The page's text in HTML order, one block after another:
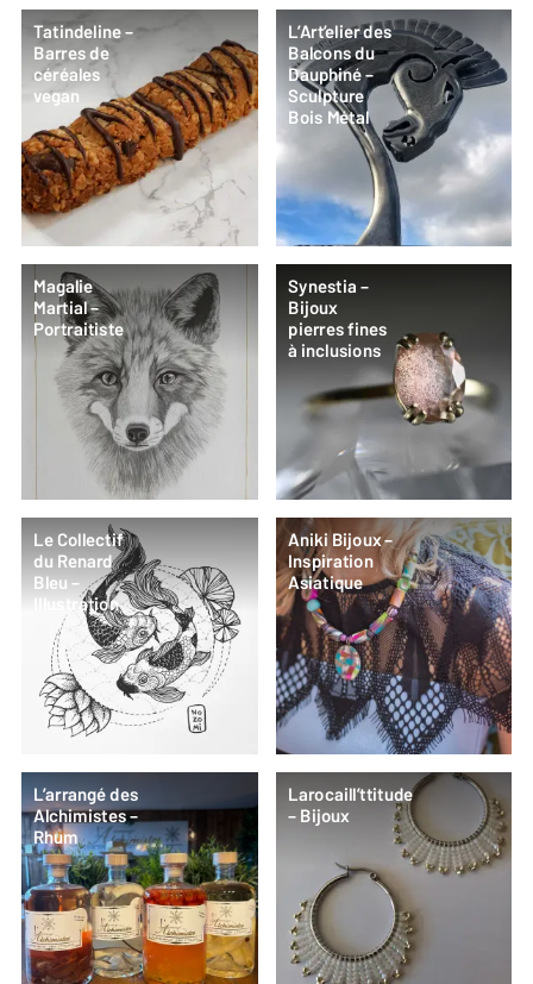
Tatindeline –
Barres de
céréales
vegan
L’Art’elier des
Balcons du
Dauphiné –
Sculpture
Bois Métal
Magalie
Martial –
Portraitiste
Synestia –
Bijoux
pierres fines
à inclusions
Le Collectif
du Renard
Bleu –
Illustration
Aniki Bijoux –
Inspiration
Asiatique
L’arrangé des
Alchimistes –
Rhum
Larocaill’ttitude
– Bijoux